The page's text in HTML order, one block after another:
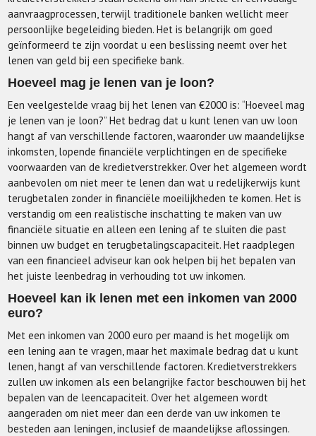
aanvraagprocessen, terwijl traditionele banken wellicht meer
persoonlijke begeleiding bieden. Het is belangrijk om goed
geïnformeerd te zijn voordat u een beslissing neemt over het
lenen van geld bij een specifieke bank.
Hoeveel mag je lenen van je loon?
Een veelgestelde vraag bij het lenen van €2000 is: “Hoeveel mag
je lenen van je loon?” Het bedrag dat u kunt lenen van uw loon
hangt af van verschillende factoren, waaronder uw maandelijkse
inkomsten, lopende financiële verplichtingen en de specifieke
voorwaarden van de kredietverstrekker. Over het algemeen wordt
aanbevolen om niet meer te lenen dan wat u redelijkerwijs kunt
terugbetalen zonder in financiële moeilijkheden te komen. Het is
verstandig om een realistische inschatting te maken van uw
financiële situatie en alleen een lening af te sluiten die past
binnen uw budget en terugbetalingscapaciteit. Het raadplegen
van een financieel adviseur kan ook helpen bij het bepalen van
het juiste leenbedrag in verhouding tot uw inkomen.
Hoeveel kan ik lenen met een inkomen van 2000
euro?
Met een inkomen van 2000 euro per maand is het mogelijk om
een lening aan te vragen, maar het maximale bedrag dat u kunt
lenen, hangt af van verschillende factoren. Kredietverstrekkers
zullen uw inkomen als een belangrijke factor beschouwen bij het
bepalen van de leencapaciteit. Over het algemeen wordt
aangeraden om niet meer dan een derde van uw inkomen te
besteden aan leningen, inclusief de maandelijkse aflossingen.